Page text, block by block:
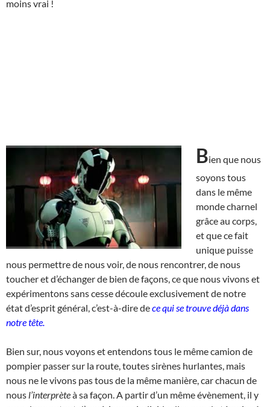
moins vrai !
Bien que nous
soyons tous
dans le même
monde charnel
grâce au corps,
et que ce fait
unique puisse
nous permettre de nous voir, de nous rencontrer, de nous
toucher et d’échanger de bien de façons, ce que nous vivons et
expérimentons sans cesse découle exclusivement de notre
état d’esprit général, c’est-à-dire dece qui se trouve déjà dans
notre tête.
Bien sur, nous voyons et entendons tous le même camion de
pompier passer sur la route, toutes sirènes hurlantes, mais
nous ne le vivons pas tous de la même manière, car chacun de
nous l’interprèteà sa façon. A partir d’un même évènement, il y